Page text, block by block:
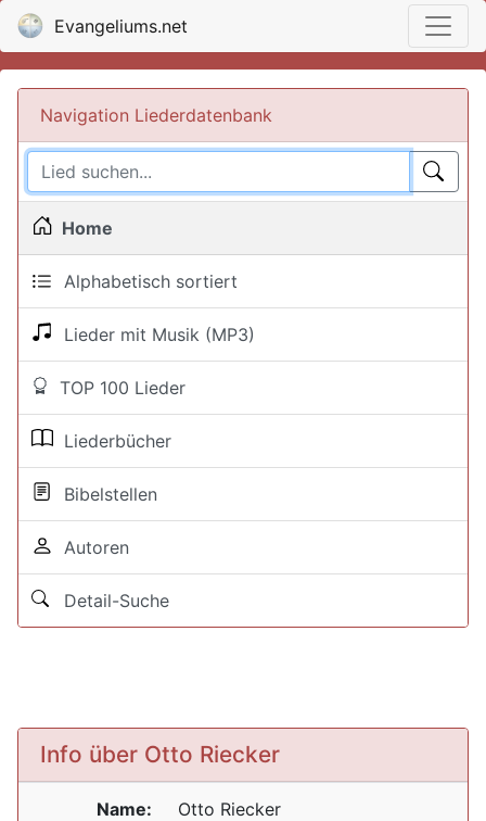
Evangeliums.net
Navigation Liederdatenbank
Home
Alphabetisch sortiert
Lieder mit Musik (MP3)
TOP 100 Lieder
Liederbücher
Bibelstellen
Autoren
Detail-Suche
Info über Otto Riecker
Name: Otto Riecker